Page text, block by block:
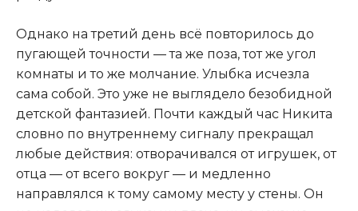
Однако на третий день всё повторилось до
пугающей точности — та же поза, тот же угол
комнаты и то же молчание. Улыбка исчезла
сама собой. Это уже не выглядело безобидной
детской фантазией. Почти каждый час Никита
словно по внутреннему сигналу прекращал
любые действия: отворачивался от игрушек, от
отца — от всего вокруг — и медленно
направлялся к тому самому месту у стены. Он